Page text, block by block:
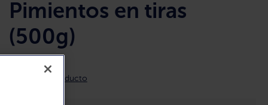
Pimientos en tiras
(500g)
Detalle del producto